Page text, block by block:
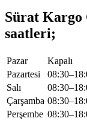
Sürat Kargo
saatleri;
Pazar
Kapalı
Pazartesi
Salı
Çarşamba
Perşembe